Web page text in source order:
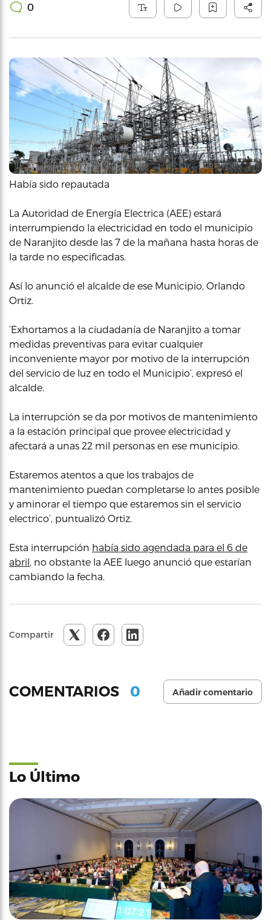
0
Había sido repautada
La Autoridad de Energía Electrica (AEE) estará
interrumpiendo la electricidad en todo el municipio
de Naranjito desde las 7 de la mañana hasta horas de
la tarde no especificadas.
Así lo anunció el alcalde de ese Municipio, Orlando
Ortiz.
‘Exhortamos a la ciudadanía de Naranjito a tomar
medidas preventivas para evitar cualquier
inconveniente mayor por motivo de la interrupción
del servicio de luz en todo el Municipio’, expresó el
alcalde.
La interrupción se da por motivos de mantenimiento
a la estación principal que provee electricidad y
afectará a unas 22 mil personas en ese municipio.
Estaremos atentos a que los trabajos de
mantenimiento puedan completarse lo antes posible
y aminorar el tiempo que estaremos sin el servicio
electrico’, puntualizó Ortiz.
Esta interrupción había sido agendada para el 6 de
abril , no obstante la AEE luego anunció que estarían
cambiando la fecha.
Compartir
COMENTARIOS 0 Añadir comentario
Lo Último